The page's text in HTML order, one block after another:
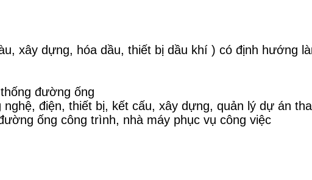
xây dựng, hóa dầu, thiết bị dầu khí ) có định hướng
đường ống
điện, thiết bị, kết cấu, xây dựng, quản lý dự án
ống công trình, nhà máy phục vụ công việc